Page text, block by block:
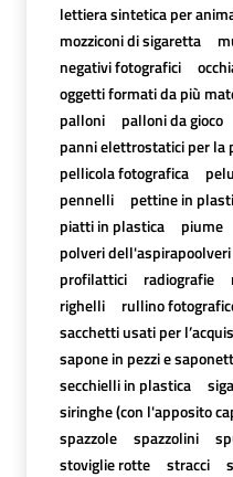
lettiera sintetica per
mozziconi di sigaretta
negativi fotografici
oggetti formati da più
palloni
palloni da gioco
panni elettrostatici per la
pellicola fotografica
pennelli
pettine in
piatti in plastica
piume
polveri dell'aspirapoolveri
profilattici
radiografie
righelli
rullino
sacchetti usati per
sapone in pezzi e
secchielli in plastica
siringhe (con l'apposito
spazzole
spazzolini
stoviglie rotte
stracci